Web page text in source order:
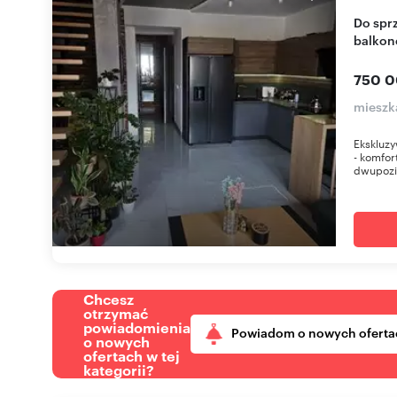
Do sprzedania luksusowe dwupoziomowe 83 m² z
750
-
Chcesz
otrzymać
powiadomienia
o nowych
ofertach w tej
kategorii?
Powiadom o nowych